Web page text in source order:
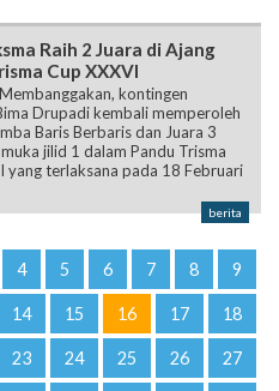
Raih 2 Juara di Ajang
Cup XXXVI
Membanggakan, kontingen
Drupadi kembali memperoleh
Baris Berbaris dan Juara 3
jilid 1 dalam Pandu Trisma
yang terlaksana pada 18 Februari
berita
4 5 6 7 8 9
14 15 16 17 18
23 24 25 26 27